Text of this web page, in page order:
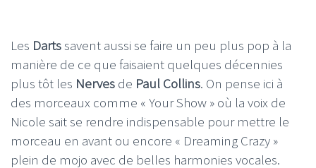
Les Dartssavent aussi se faire un peu plus pop à la
manière de ce que faisaient quelques décennies
plus tôt les Nerves de Paul Collins. On pense ici à
des morceaux comme « Your Show » où la voix de
Nicole sait se rendre indispensable pour mettre le
morceau en avant ou encore « Dreaming Crazy »
plein de mojo avec de belles harmonies vocales.